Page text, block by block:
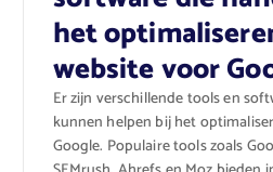
het
website voor
Er zijn verschillende tools en
kunnen helpen bij het
Google. Populaire tools zoals